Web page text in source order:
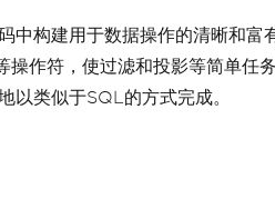
中构建用于数据操作的清晰和
操作符，使过滤和投影等简单任
以类似于SQL的方式完成。